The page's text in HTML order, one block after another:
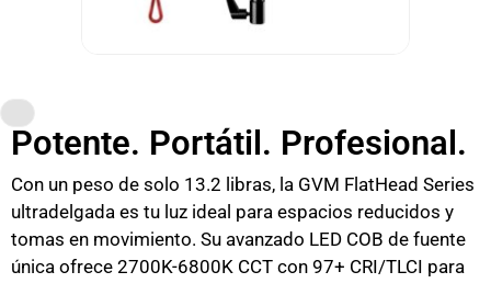
Potente. Portátil. Profesional.
Con un peso de solo 13.2 libras, la GVM FlatHead Series
ultradelgada es tu luz ideal para espacios reducidos y
tomas en movimiento. Su avanzado LED COB de fuente
única ofrece 2700K-6800K CCT con 97+ CRI/TLCI para